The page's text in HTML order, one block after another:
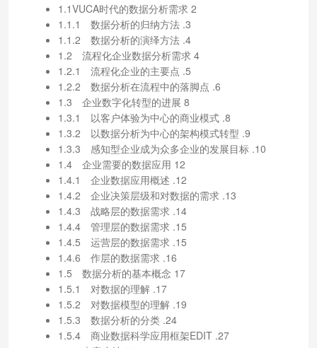
1.1VUCA时代的数据分析需求 2
1.1.1 数据分析的归纳方法 .3
1.1.2 数据分析的演绎方法 .4
1.2 流程化企业数据分析需求 4
1.2.1 流程化企业的主要点 .5
1.2.2 数据分析在流程中的落脚点 .6
1.3 企业数字化转型的进展 8
1.3.1 以客户体验为中心的商业模式 .8
1.3.2 以数据分析为中心的架构模式转型 .9
1.3.3 感知型企业成为众多企业的发展目标 .10
1.4 企业需要的数据应用 12
1.4.1 企业数据应用概述 .12
1.4.2 企业决策层级和对数据的需求 .13
1.4.3 战略层的数据需求 .14
1.4.4 管理层的数据需求 .15
1.4.5 运营层的数据需求 .15
1.4.6 作层的数据需求 .16
1.5 数据分析的基本概念 17
1.5.1 对数据的理解 .17
1.5.2 对数据模型的理解 .19
1.5.3 数据分析的分类 .24
1.5.4 商业数据科学应用框架EDIT .27